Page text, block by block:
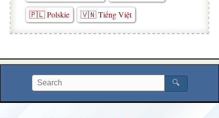
🇵🇱 Polskie
🇻🇳 Tiếng Việt
🔍